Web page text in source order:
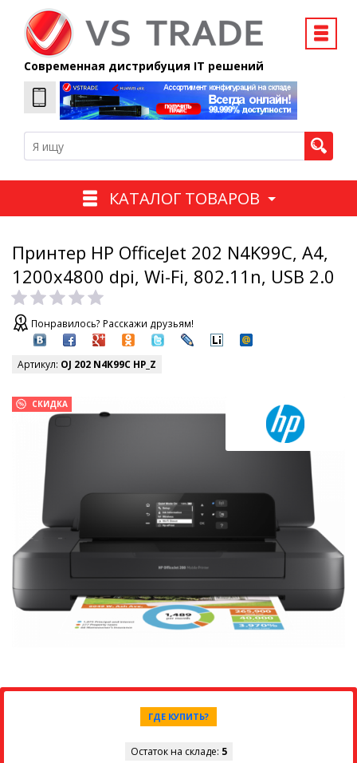
Современная дистрибуция IT решений
КАТАЛОГ ТОВАРОВ
Принтер HP OfficeJet 202 N4K99C, A4,
1200x4800 dpi, Wi-Fi, 802.11n, USB 2.0
Понравилось? Расскажи друзьям!
Артикул: OJ 202 N4K99C HP_Z
СКИДКА
ГДЕ КУПИТЬ?
Остаток на складе: 5